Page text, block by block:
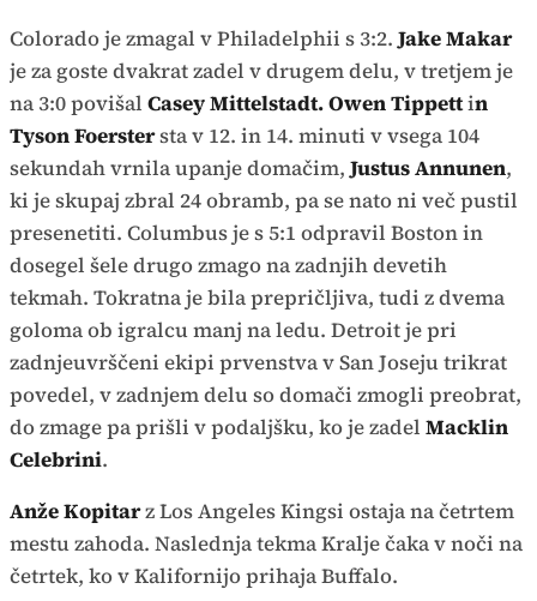
Colorado je zmagal v Philadelphii s 3:2.Jake Makar
je za goste dvakrat zadel v drugem delu, v tretjem je
na 3:0 povišal Casey Mittelstadt. Owen Tippettin
Tyson Foerstersta v 12. in 14. minuti v vsega 104
sekundah vrnila upanje domačim,Justus Annunen,
ki je skupaj zbral 24 obramb, pa se nato ni več pustil
presenetiti. Columbus je s 5:1 odpravil Boston in
dosegel šele drugo zmago na zadnjih devetih
tekmah. Tokratna je bila prepričljiva, tudi z dvema
goloma ob igralcu manj na ledu. Detroit je pri
zadnjeuvrščeni ekipi prvenstva v San Joseju trikrat
povedel, v zadnjem delu so domači zmogli preobrat,
do zmage pa prišli v podaljšku, ko je zadel Macklin
Celebrini.
Anže Kopitarz Los Angeles Kingsi ostaja na četrtem
mestu zahoda. Naslednja tekma Kralje čaka v noči na
četrtek, ko v Kalifornijo prihaja Buffalo.